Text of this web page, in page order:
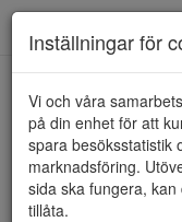
HEM ULRIKA
Inställningar för
Vi och våra
på din enhet för att
spara besöksstatistik
marknadsföring.
sida ska fungera,
tillåta.